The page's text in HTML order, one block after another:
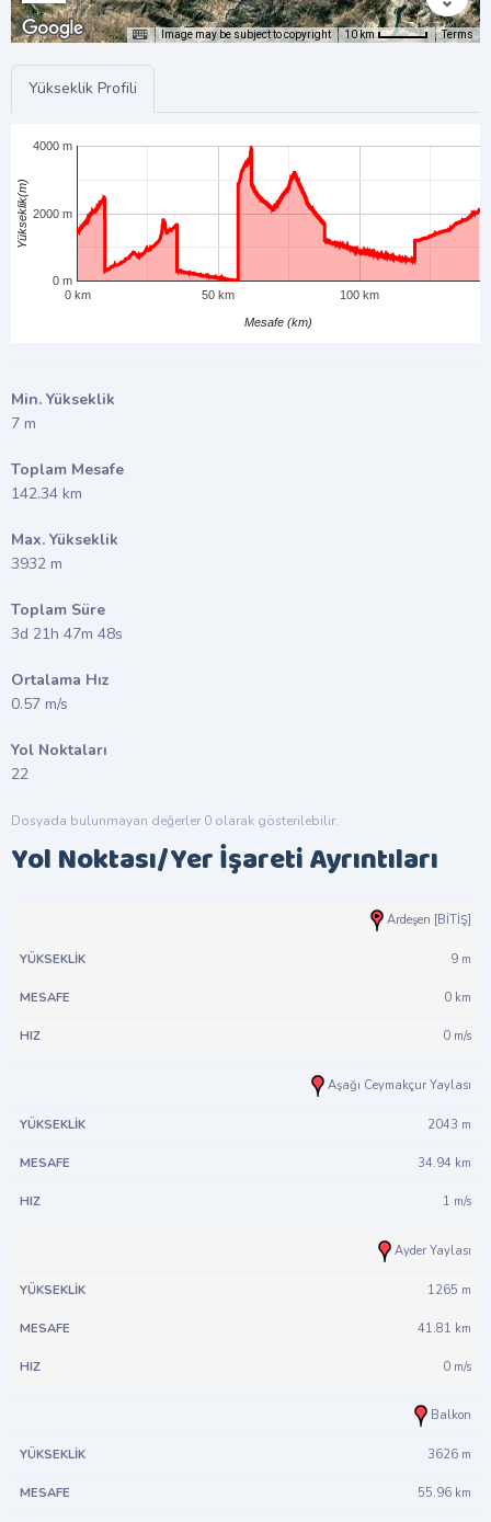
Image may be subject to copyright 10 km Terms
Yükseklik Profili
0 km 50 km 100 km
0 m
2000 m
4000 m
Mesafe (km)
Yükseklik(m)
Min. Yükseklik
7 m
Toplam Mesafe
142.34 km
Max. Yükseklik
3932 m
Toplam Süre
3d 21h 47m 48s
Ortalama Hız
0.57 m/s
Yol Noktaları
22
Dosyada bulunmayan değerler 0 olarak gösterilebilir.
Yol Noktası/Yer İşareti Ayrıntıları
Ardeşen [BİTİŞ]
9 m
0 km
0 m/s
Aşağı Ceymakçur Yaylası
2043 m
34.94 km
1 m/s
Ayder Yaylası
1265 m
41.81 km
0 m/s
Balkon
3626 m
55.96 km